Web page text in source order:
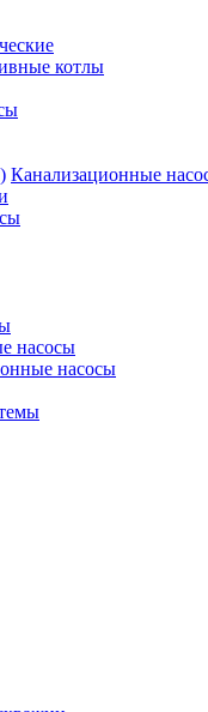
котлы
Канализационные
насосы
насосы